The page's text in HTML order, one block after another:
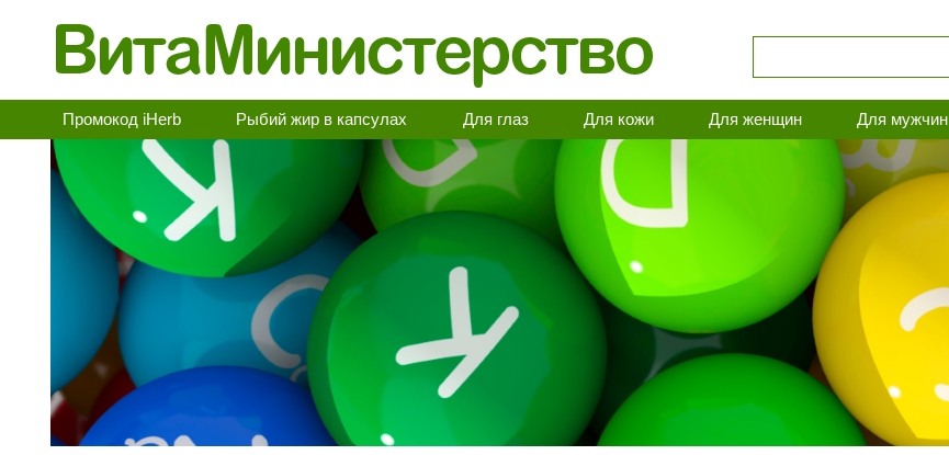
Промокод iHerb Рыбий жир в капсулах Для глаз Для кожи Для женщин Для мужчин